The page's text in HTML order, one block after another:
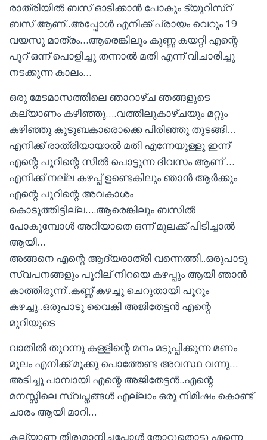
രാത്രിയിൽ ബസ് ഓടിക്കാൻ പോകും ട്യൂറിസ്റ്
ബസ് ആണ്..അപ്പോൾ എനിക്ക് പ്രായം വെറും 19
വയസു മാത്രം…ആരെങ്കിലും കുണ്ണ കയറ്റി എന്റെ
പൂറ് ഒന്ന് പൊളിച്ചു തന്നാൽ മതി എന്ന് വിചാരിച്ചു
നടക്കുന്ന കാലം…
ഒരു മേടമാസത്തിലെ ഞാറാഴ്ച ഞങ്ങളുടെ
കല്യാണം കഴിഞ്ഞു….വത്തിലുകാഴ്ചയും മറ്റും
കഴിഞ്ഞു കുടുബകാരൊക്കെ പിരിഞ്ഞു തുടങ്ങി…
എനിക്ക് രാത്രിയായാൽ മതി എന്നേയുള്ളു ഇന്ന്
എന്റെ പൂറിന്റെ സീൽ പൊട്ടുന്ന ദിവസം ആണ് …
എനിക്ക് നല്ല കഴപ്പ് ഉണ്ടെകിലും ഞാൻ ആർക്കും
എന്റെ പൂറിന്റെ അവകാശം
കൊടുത്തിട്ടില്ല….ആരെങ്കിലും ബസിൽ
പോകുമ്പോൾ അറിയാതെ ഒന്ന് മുലക്ക് പിടിച്ചാൽ
ആയി…
അങ്ങനെ എന്റെ ആദ്യരാത്രി വന്നെത്തി..ഒരുപാടു
സ്വപനങ്ങളും പൂറില് നിറയെ കഴപ്പും ആയി ഞാൻ
കാത്തിരുന്ന്..കണ്ണ് കഴച്ചു ചെറുതായി പൂറും
കഴച്ചു..ഒരുപാടു വൈകി അജിതേട്ടൻ എന്റെ
മുറിയുടെ
വാതിൽ തുറന്നു കള്ളിന്റെ മനം മടുപ്പിക്കുന്ന മണം
മൂലം എനിക്ക് മൂക്കു പൊത്തേണ്ട അവസ്ഥ വന്നു…
അടിച്ചു പാമ്പായി എന്റെ അജിതേട്ടൻ..എന്റെ
മനസ്സിലെ സ്വപ്നങ്ങൾ എല്ലാം ഒരു നിമിഷം കൊണ്ട്
ചാരം ആയി മാറി…
കല്യാണ തീരുമാനിച്ചപ്പോൾ തോറ്റുതൊട്ടു എന്നെ